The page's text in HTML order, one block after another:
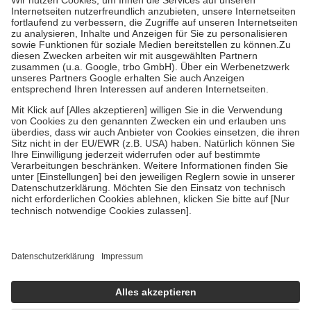
Grundsätzlich leisten Mitglieder Zuzahlungen in Höhe von zehn
Prozent des Abgabepreises,mindestens jedochfünf Euround
höchstens zehn Euro.Es sind jedoch nie mehr als die tatsächlichen
Kosten der Leistung zu entrichten.
Diese Regeln gelten grundsätzlich auch für Online-Apotheken.
Bei Heilmitteln und häuslicher Krankenpflege beträgt die
Zuzahlung zehn Prozent der Kosten sowie zehn Euro je
Verordnung.
Um das Engagement der Versicherten für ihre eigene Gesundheit zu
stärken und die besondere Stellung der Familie zu unterstützen,
fallenkeine Zuzahlungenan bei:
• Kindern und Jugendlichen bis zum vollendeten 18. Lebensjahr
mit Ausnahme der Fahrkosten
• Untersuchungen zur Vorsorge und Früherkennung, die von der
GKV getragen werden
Einholung von Bewertungen. Trusted Shops hat Maßnahmen
getroffen, um sicherzustellen, dass es sich um echte Bewertungen